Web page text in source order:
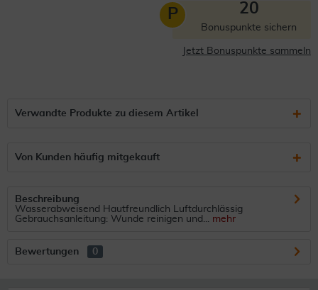
P 20
Bonuspunkte sichern
Jetzt Bonuspunkte sammeln
Verwandte Produkte zu diesem Artikel
Von Kunden häufig mitgekauft
Beschreibung
Wasserabweisend Hautfreundlich Luftdurchlässig
Gebrauchsanleitung: Wunde reinigen und... mehr
Bewertungen 0